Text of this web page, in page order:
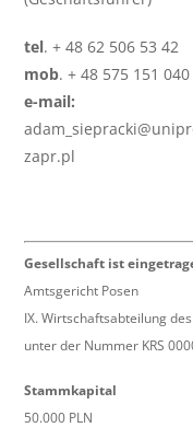
tel. + 48 62 506 53 42
mob. + 48 575 151 040
e-mail:
zapr.pl
Gesellschaft ist
Amtsgericht Posen
IX. Wirtschaftsabteilung
unter der Nummer KRS
Stammkapital
50.000 PLN